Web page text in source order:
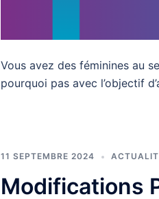
Vous avez des féminines au
pourquoi pas avec l’objectif
11 SEPTEMBRE 2024
Modifications